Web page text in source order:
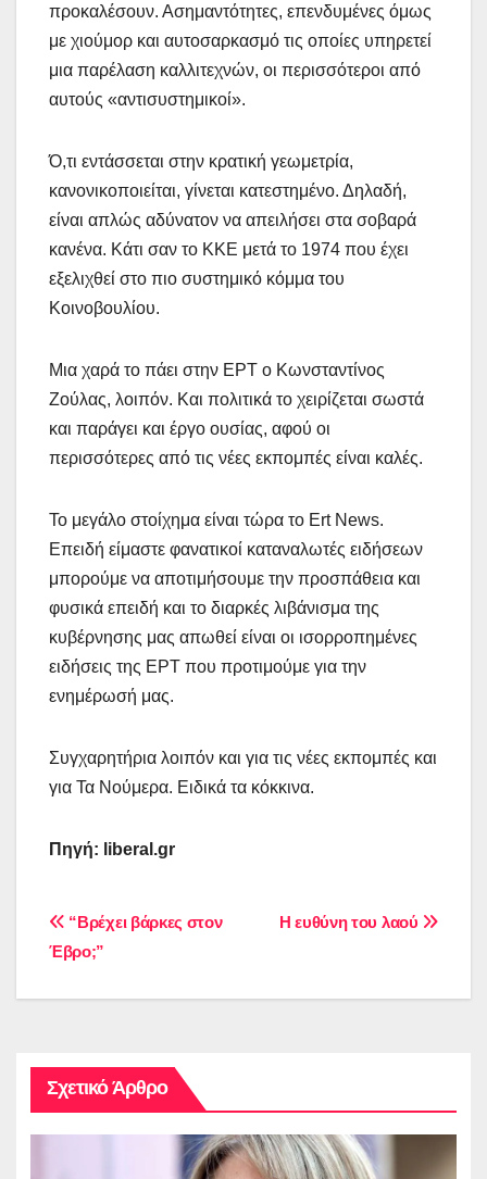
προκαλέσουν. Ασημαντότητες, επενδυμένες όμως
με χιούμορ και αυτοσαρκασμό τις οποίες υπηρετεί
μια παρέλαση καλλιτεχνών, οι περισσότεροι από
αυτούς «αντισυστημικοί».
Ό,τι εντάσσεται στην κρατική γεωμετρία,
κανονικοποιείται, γίνεται κατεστημένο. Δηλαδή,
είναι απλώς αδύνατον να απειλήσει στα σοβαρά
κανένα. Κάτι σαν το ΚΚΕ μετά το 1974 που έχει
εξελιχθεί στο πιο συστημικό κόμμα του
Κοινοβουλίου.
Μια χαρά το πάει στην ΕΡΤ ο Κωνσταντίνος
Ζούλας, λοιπόν. Και πολιτικά το χειρίζεται σωστά
και παράγει και έργο ουσίας, αφού οι
περισσότερες από τις νέες εκπομπές είναι καλές.
Το μεγάλο στοίχημα είναι τώρα το Ert News.
Επειδή είμαστε φανατικοί καταναλωτές ειδήσεων
μπορούμε να αποτιμήσουμε την προσπάθεια και
φυσικά επειδή και το διαρκές λιβάνισμα της
κυβέρνησης μας απωθεί είναι οι ισορροπημένες
ειδήσεις της ΕΡΤ που προτιμούμε για την
ενημέρωσή μας.
Συγχαρητήρια λοιπόν και για τις νέες εκπομπές και
για Τα Νούμερα. Ειδικά τα κόκκινα.
Πηγή: liberal.gr
Πλοήγηση
άρθρων
Η ευθύνη του λαού
“Βρέχει βάρκες στον
Έβρο;”
Σχετικό Άρθρο